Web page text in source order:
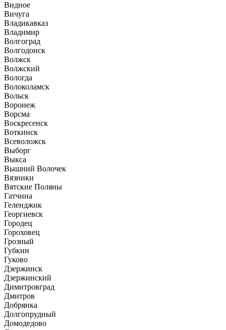
Видное
Вичуга
Владикавказ
Владимир
Волгоград
Волгодонск
Волжск
Волжский
Вологда
Волоколамск
Вольск
Воронеж
Ворсма
Воскресенск
Воткинск
Всеволожск
Выборг
Выкса
Вышний Волочек
Вязники
Вятские Поляны
Гатчина
Геленджик
Георгиевск
Городец
Гороховец
Грозный
Губкин
Гуково
Дзержинск
Дзержинский
Димитровград
Дмитров
Добрянка
Долгопрудный
Домодедово